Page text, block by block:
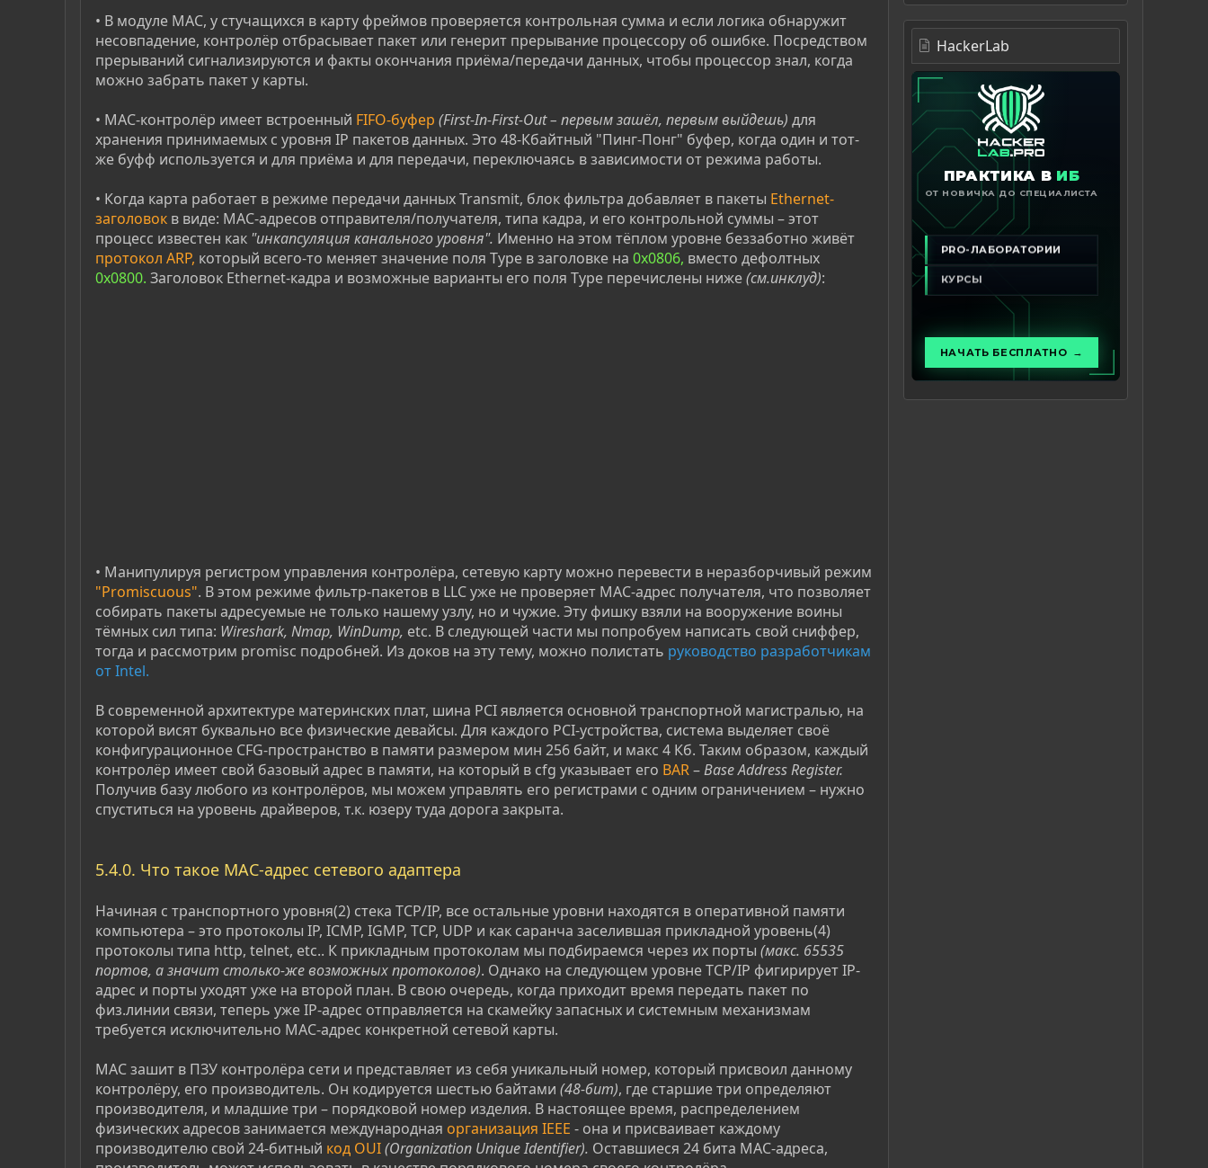
• В модуле МАС, у стучащихся в карту фреймов проверяется контрольная сумма и если логика обнаружит
несовпадение, контролёр отбрасывает пакет или генерит прерывание процессору об ошибке. Посредством
прерываний сигнализируются и факты окончания приёма/передачи данных, чтобы процессор знал, когда
можно забрать пакет у карты.
• МАС-контролёр имеет встроенный FIFO-буфер (First-In-First-Out – первым зашёл, первым выйдешь) для
хранения принимаемых с уровня IP пакетов данных. Это 48-Кбайтный "Пинг-Понг" буфер, когда один и тот-
же буфф используется и для приёма и для передачи, переключаясь в зависимости от режима работы.
• Когда карта работает в режиме передачи данных Transmit, блок фильтра добавляет в пакеты Ethernet-
заголовок в виде: МАС-адресов отправителя/получателя, типа кадра, и его контрольной суммы – этот
процесс известен как "инкапсуляция канального уровня". Именно на этом тёплом уровне беззаботно живёт
протокол ARP, который всего-то меняет значение поля Type в заголовке на 0x0806, вместо дефолтных
0x0800. Заголовок Ethernet-кадра и возможные варианты его поля Type перечислены ниже(см.инклуд):
• Манипулируя регистром управления контролёра, сетевую карту можно перевести в неразборчивый режим
"Promiscuous". В этом режиме фильтр-пакетов в LLC уже не проверяет MAC-адрес получателя, что позволяет
собирать пакеты адресуемые не только нашему узлу, но и чужие. Эту фишку взяли на вооружение воины
тёмных сил типа: Wireshark, Nmap, WinDump, etc. В следующей части мы попробуем написать свой сниффер,
тогда и рассмотрим promisc подробней. Из доков на эту тему, можно полистать руководство разработчикам
от Intel.
В современной архитектуре материнских плат, шина PCI является основной транспортной магистралью, на
которой висят буквально все физические девайсы. Для каждого PCI-устройства, система выделяет своё
конфигурационное CFG-пространство в памяти размером мин 256 байт, и макс 4 Кб. Таким образом, каждый
контролёр имеет свой базовый адрес в памяти, на который в cfg указывает его BAR–Base Address Register.
Получив базу любого из контролёров, мы можем управлять его регистрами с одним ограничением – нужно
спуститься на уровень драйверов, т.к. юзеру туда дорога закрыта.
5.4.0. Что такое МАС-адрес сетевого адаптера
Начиная с транспортного уровня(2) стека TCP/IP, все остальные уровни находятся в оперативной памяти
компьютера – это протоколы IP, ICMP, IGMP, TCP, UDP и как саранча заселившая прикладной уровень(4)
протоколы типа http, telnet, etc.. К прикладным протоколам мы подбираемся через их порты (макс. 65535
портов, а значит столько-же возможных протоколов). Однако на следующем уровне TCP/IP фигирирует IP-
адрес и порты уходят уже на второй план. В свою очередь, когда приходит время передать пакет по
физ.линии связи, теперь уже IP-адрес отправляется на скамейку запасных и системным механизмам
требуется исключительно МАС-адрес конкретной сетевой карты.
МАС зашит в ПЗУ контролёра сети и представляет из себя уникальный номер, который присвоил данному
контролёру, его производитель. Он кодируется шестью байтами (48-бит), где старшие три определяют
производителя, и младшие три – порядковой номер изделия. В настоящее время, распределением
физических адресов занимается международная организация IEEE - она и присваивает каждому
производителю свой 24-битный код OUI(Organization Unique Identifier). Оставшиеся 24 бита МАС-адреса,
HackerLab